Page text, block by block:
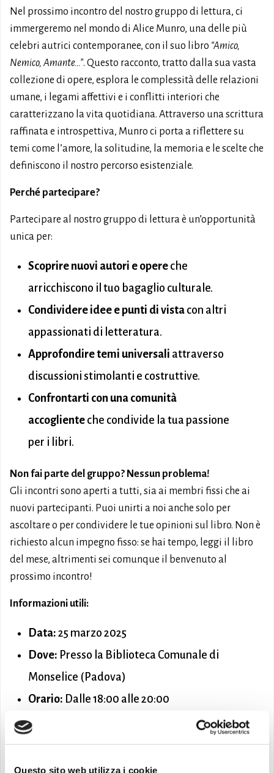
Questo sito web utilizza i cookie
Nel prossimo incontro del nostro gruppo di lettura, ci
immergeremo nel mondo di Alice Munro, una delle più
celebri autrici contemporanee, con il suo libro “Amico,
Nemico, Amante…”. Questo racconto, tratto dalla sua vasta
collezione di opere, esplora le complessità delle relazioni
umane, i legami affettivi e i conflitti interiori che
caratterizzano la vita quotidiana. Attraverso una scrittura
raffinata e introspettiva, Munro ci porta a riflettere su
temi come l’amore, la solitudine, la memoria e le scelte che
definiscono il nostro percorso esistenziale.
Perché partecipare?
Partecipare al nostro gruppo di lettura è un’opportunità
unica per:
Scoprire nuovi autori e opere che
arricchiscono il tuo bagaglio culturale.
Condividere idee e punti di vista con altri
appassionati di letteratura.
Approfondire temi universali attraverso
discussioni stimolanti e costruttive.
Confrontarti con una comunità
accogliente che condivide la tua passione
per i libri.
Non fai parte del gruppo? Nessun problema!
Gli incontri sono aperti a tutti, sia ai membri fissi che ai
nuovi partecipanti. Puoi unirti a noi anche solo per
ascoltare o per condividere le tue opinioni sul libro. Non è
richiesto alcun impegno fisso: se hai tempo, leggi il libro
del mese, altrimenti sei comunque il benvenuto al
prossimo incontro!
Informazioni utili:
Data: 25 marzo 2025
Dove: Presso la Biblioteca Comunale di
Monselice (Padova)
Orario: Dalle 18:00 alle 20:00
Contatti:
|infolibri@comune.monselice.padova.it
Scarica la locandinaper tutti i dettagli